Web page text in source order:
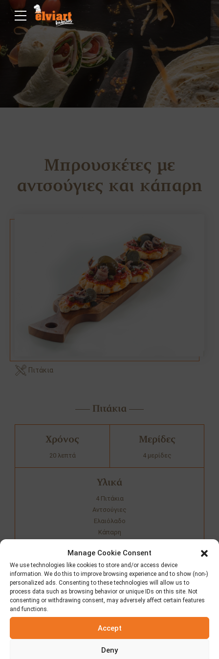
Manage Cookie Consent
We use technologies like cookies to store and/or access device
information. We do this to improve browsing experience and to show (non-)
personalized ads. Consenting to these technologies will allow us to
process data such as browsing behavior or unique IDs on this site. Not
consenting or withdrawing consent, may adversely affect certain features
and functions.
Accept
Deny
Μπρουσκέτες με
αντσούγιες και κάπαρη
Πιτάκια
Πιτάκια
Χρόνος
20 λεπτά
Μερίδες
4 μερίδες
Υλικά
4 Πιτάκια
Αντσούγιες
Ελαιόλαδο
Κάπαρη
Ρίγανη
Τοματοπολτό
Κοινοποιήστε τη συνταγή
Προετοιμασία